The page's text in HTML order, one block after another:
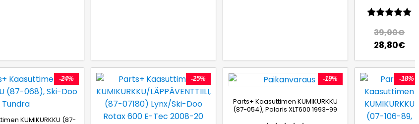
Arvio:
39,00€
28,80€
-24%
KUMIKURKKU (87-
-25% -19%
Parts+ Kaasuttimen KUMIKURKKU
(87-054), Polaris XLT600 1993-99
-18%